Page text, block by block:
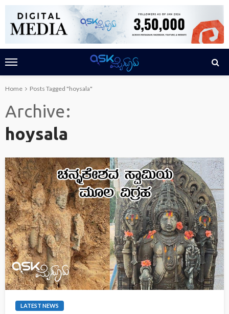
Home Posts Tagged "hoysala"
Archive
hoysala
LATEST NEWS